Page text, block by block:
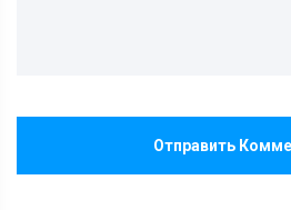
Отправить